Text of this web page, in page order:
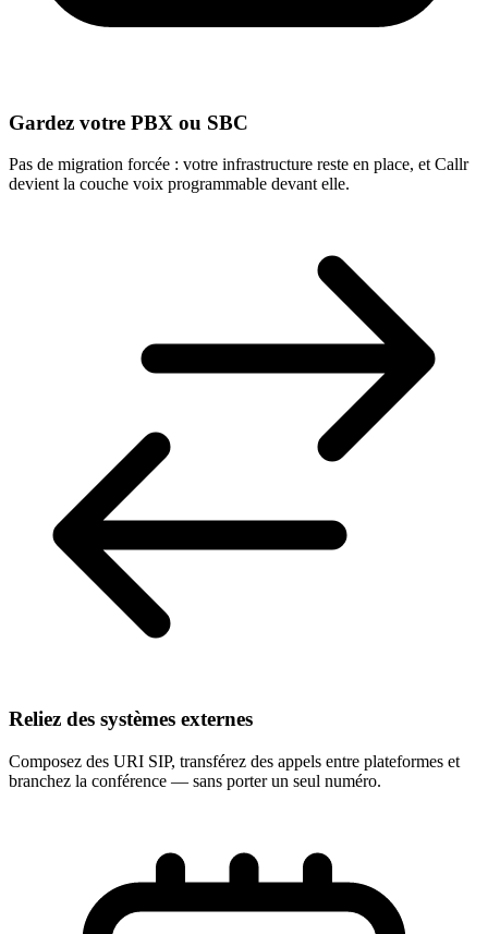
Gardez votre PBX ou SBC
Pas de migration forcée : votre infrastructure reste en place, et Callr
devient la couche voix programmable devant elle.
Reliez des systèmes externes
Composez des URI SIP, transférez des appels entre plateformes et
branchez la conférence — sans porter un seul numéro.